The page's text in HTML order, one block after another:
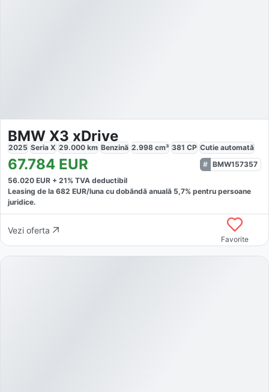
BMW X3 xDrive
2025 Seria X 29.000 km Benzină 2.998 cm³ 381 CP Cutie automată
67.784 EUR
BMW157357
56.020 EUR + 21% TVA deductibil
Leasing de la 682 EUR/luna cu dobăndă anuală 5,7% pentru persoane
juridice.
Vezi oferta
Favorite